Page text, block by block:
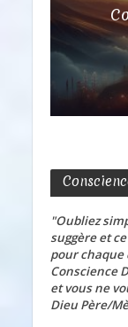
"Oubliez
suggère et
pour chaque
Conscience
et vous ne
Dieu Père/